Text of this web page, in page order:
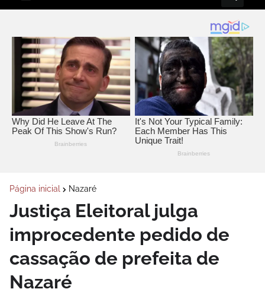
Página inicial Nazaré
Justiça Eleitoral julga
improcedente pedido de
cassação de prefeita de
Nazaré